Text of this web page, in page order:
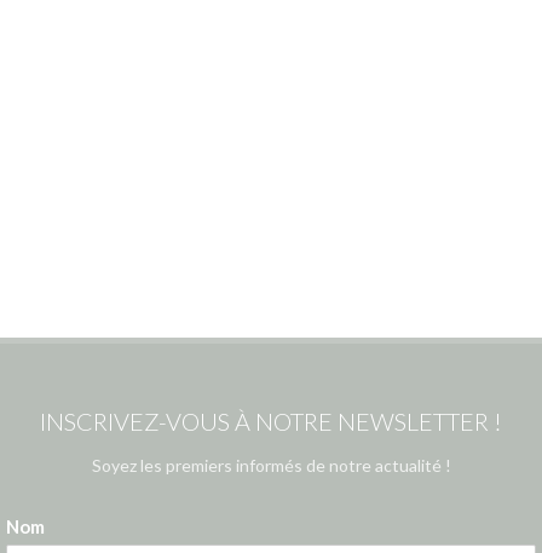
INSCRIVEZ-VOUS À NOTRE NEWSLETTER !
Soyez les premiers informés de notre actualité !
Nom